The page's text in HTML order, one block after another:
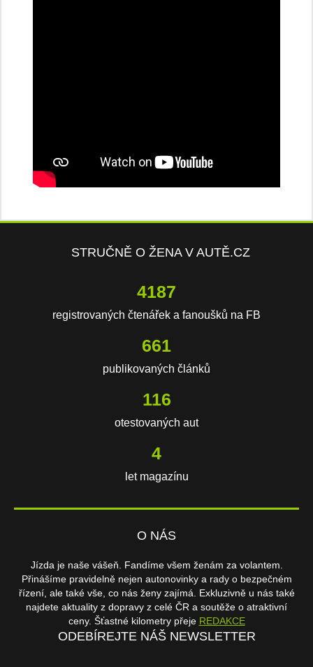
STRUČNĚ O ŽENA V AUTĚ.CZ
5339
registrovaných čtenářek a fanoušků na FB
843
publikovaných článků
148
otestovaných aut
4
let magazínu
O NÁS
Jízda je naše vášeň. Fandíme všem ženám za volantem.
Přinášíme pravidelně nejen autonovinky a rady o bezpečném
řízení, ale také vše, co nás ženy zajímá. Exkluzivně u nás také
najdete aktuality z dopravy z celé ČR a soutěže o atraktivní
ceny. Šťastné kilometry přeje REDAKCE
ODEBÍREJTE NÁŠ NEWSLETTER